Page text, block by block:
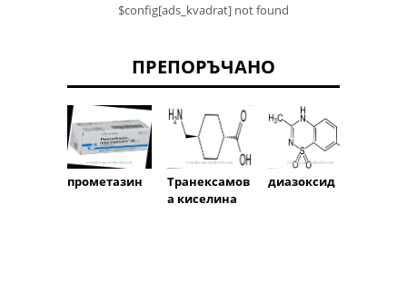
$config[ads_kvadrat] not found
ПРЕПОРЪЧАНО
прометазин
Транексамов
а киселина
диазоксид